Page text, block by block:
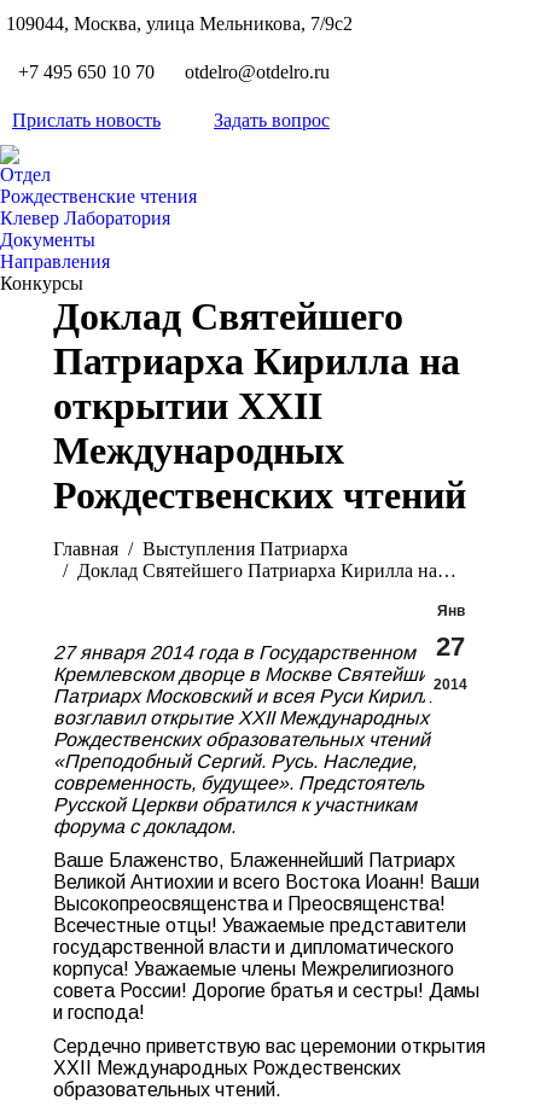
109044, Москва, улица Мельникова, 7/9с2
+7 495 650 10 70 otdelro@otdelro.ru
Прислать новость Задать вопрос
Отдел
Рождественские чтения
Клевер Лаборатория
Документы
Направления
Конкурсы
Доклад Святейшего
Патриарха Кирилла на
открытии XXII
Международных
Рождественских чтений
Главная
Выступления Патриарха
Доклад Святейшего Патриарха Кирилла на…
Янв
27
2014
27 января 2014 года в Государственном
Кремлевском дворце в Москве Святейший
Патриарх Московский и всея Руси Кирилл
возглавил открытие XXII Международных
Рождественских образовательных чтений
«Преподобный Сергий. Русь. Наследие,
современность, будущее». Предстоятель
Русской Церкви обратился к участникам
форума с докладом.
Ваше Блаженство, Блаженнейший Патриарх
Великой Антиохии и всего Востока Иоанн! Ваши
Высокопреосвященства и Преосвященства!
Всечестные отцы! Уважаемые представители
государственной власти и дипломатического
корпуса! Уважаемые члены Межрелигиозного
совета России! Дорогие братья и сестры! Дамы
и господа!
Сердечно приветствую вас церемонии открытия
XXII Международных Рождественских
образовательных чтений.